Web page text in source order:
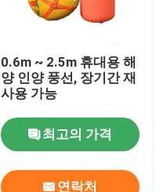
0.6m ~ 2.5m 휴대용 해
양 인양 풍선, 장기간 재
사용 가능
최고의 가격
연락처